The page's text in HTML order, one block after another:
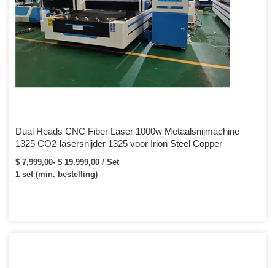
Dual Heads CNC Fiber Laser 1000w Metaalsnijmachine
1325 CO2-lasersnijder 1325 voor Irion Steel Copper
$ 7,999,00- $ 19,999,00 / Set
1 set (min. bestelling)